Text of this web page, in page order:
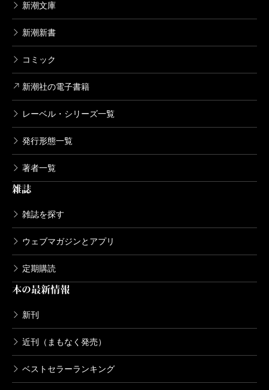
新潮文庫
新潮新書
コミック
新潮社の電子書籍
レーベル・シリーズ一覧
発行形態一覧
著者一覧
雑誌
雑誌を探す
ウェブマガジンとアプリ
定期購読
本の最新情報
新刊
近刊（まもなく発売）
ベストセラーランキング